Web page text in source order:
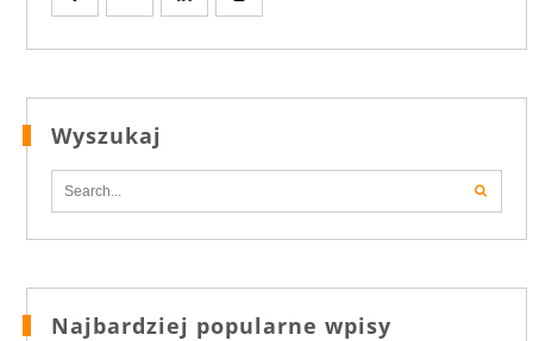
Wyszukaj
Najbardziej popularne wpisy